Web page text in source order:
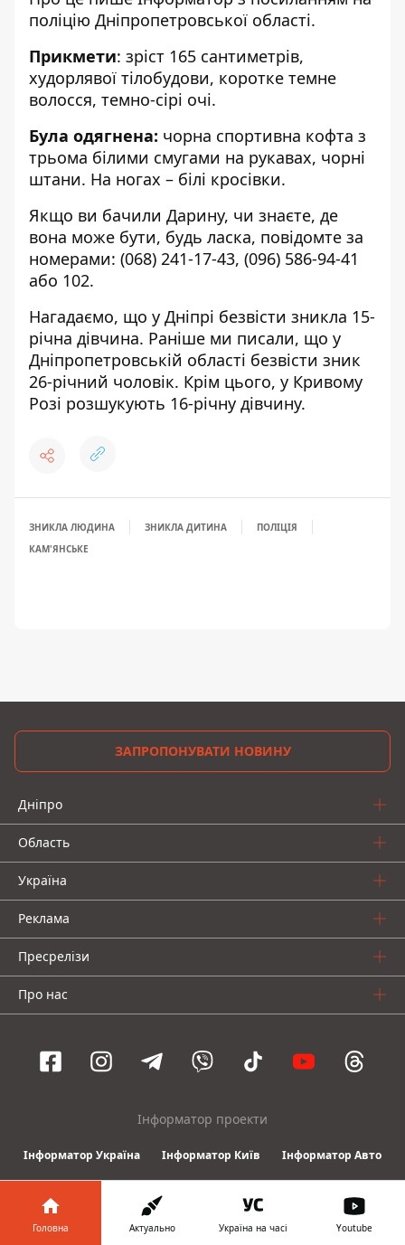
поліцію Дніпропетровської області.
Прикмети: зріст 165 сантиметрів,
худорлявої тілобудови, коротке темне
волосся, темно-сірі очі.
Була одягнена: чорна спортивна кофта з
трьома білими смугами на рукавах, чорні
штани. На ногах – білі кросівки.
Якщо ви бачили Дарину, чи знаєте, де
вона може бути, будь ласка, повідомте за
номерами: (068) 241-17-43, (096) 586-94-41
або 102.
Нагадаємо, що у Дніпрі безвісти зникла 15-
річна дівчина. Раніше ми писали, що у
Дніпропетровській області безвісти зник
26-річний чоловік. Крім цього, у Кривому
Розі розшукують 16-річну дівчину.
ЗНИКЛА ЛЮДИНА ЗНИКЛА ДИТИНА
ПОЛІЦІЯ
КАМ'ЯНСЬКЕ
ЗАПРОПОНУВАТИ НОВИНУ
Дніпро
Область
Україна
Реклама
Пресрелізи
Про нас
Інформатор проекти
Інформатор Україна Інформатор Київ Інформатор Авто
© 2016-2026 Informator
Головна Актуально Україна на часі Youtube